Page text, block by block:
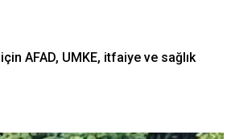
AFAD, UMKE, itfaiye ve sağlık